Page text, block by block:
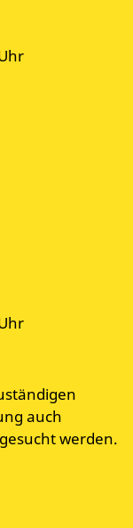
auch
werden.